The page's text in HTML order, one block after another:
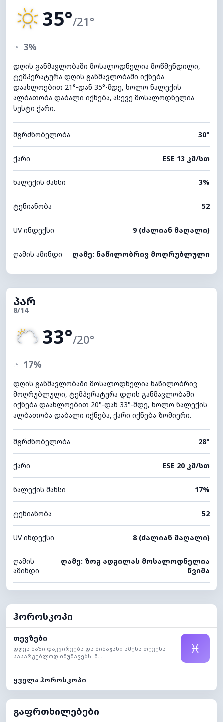
35°/21°
◔ 3%
დღის განმავლობაში მოსალოდნელია მოწმენდილი,
ტემპერატურა დღის განმავლობაში იქნება
დაახლოებით 21°-დან 35°-მდე, ხოლო ნალექის
ალბათობა დაბალი იქნება, ასევე მოსალოდნელია
სუსტი ქარი.
მგრძნობელობა 30°
ქარი ESE 13 კმ/სთ
ნალექის შანსი 3%
ტენიანობა 52
UV ინდექსი 9 (ძალიან მაღალი)
ღამის ამინდი ღამე: ნაწილობრივ მოღრუბლული
პარ
8/14
33°/20°
◔ 17%
დღის განმავლობაში მოსალოდნელია ნაწილობრივ
მოღრუბლული, ტემპერატურა დღის განმავლობაში
იქნება დაახლოებით 20°-დან 33°-მდე, ხოლო ნალექის
ალბათობა დაბალი იქნება, ქარი იქნება ზომიერი.
მგრძნობელობა 28°
ქარი ESE 20 კმ/სთ
ნალექის შანსი 17%
ტენიანობა 52
UV ინდექსი 8 (ძალიან მაღალი)
ღამის
ამინდი
ღამე: ზოგ ადგილას მოსალოდნელია
წვიმა
ჰოროსკოპი
თევზები
დღეს ნაზი დაკვირვება და შინაგანი სმენა თქვენს
სასარგებლოდ იმუშავებს. ნ...
♓
ყველა ჰოროსკოპი
გაფრთხილებები